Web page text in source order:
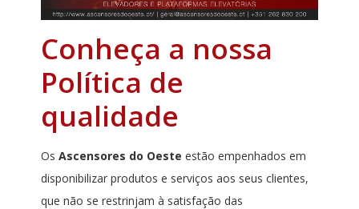
Conheça a nossa
Política de
qualidade
Os Ascensores do Oeste estão empenhados em
disponibilizar produtos e serviços aos seus clientes,
que não se restrinjam à satisfação das